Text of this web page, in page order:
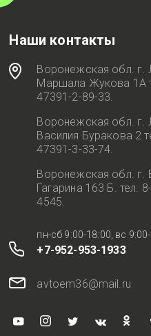
Наши контакты
Воронежская обл. г.
Маршала Жукова 1А
47391-2-89-33.
Воронежская обл. г.
Василия Буракова 2
47391-3-33-74.
Воронежская обл. г.
Гагарина 163 Б. тел.
4545.
пн-сб 9:00-18:00, вс
+7-952-953-1933
avtoem36@mail.ru